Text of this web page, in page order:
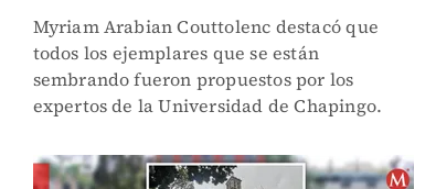
Myriam Arabian Couttolenc destacó que
todos los ejemplares que se están
sembrando fueron propuestos por los
expertos de la Universidad de Chapingo.